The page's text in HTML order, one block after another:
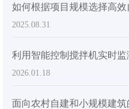
2025.08.31
2026.01.18